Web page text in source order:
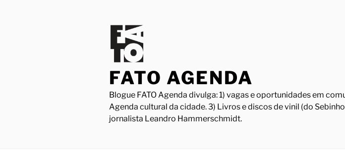
FATO AGENDA
Blogue FATO Agenda divulga: 1) vagas e oportunidades em
Agenda cultural da cidade. 3) Livros e discos de vinil (do
jornalista Leandro Hammerschmidt.